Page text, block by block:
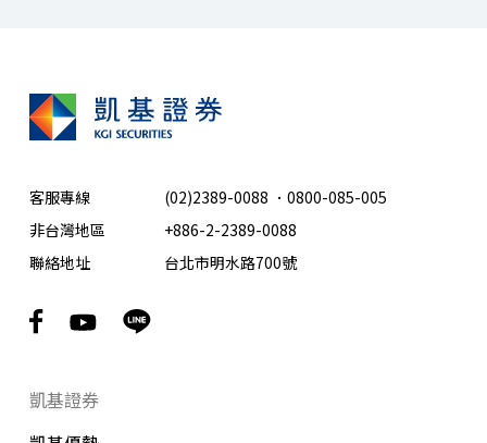
客服專線 (02)2389-0088 ． 0800-085-005
非台灣地區
+886-2-2389-0088
聯絡地址
台北市明水路700號
凱基證券